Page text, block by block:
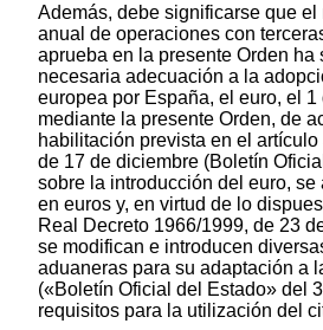
Además, debe significarse que
anual de operaciones con
aprueba en la presente Orden ha
necesaria adecuación a la
europea por España, el euro, el
mediante la presente Orden, de
habilitación prevista en el
de 17 de diciembre (Boletín
sobre la introducción del euro,
en euros y, en virtud de lo
Real Decreto 1966/1999, de 23
se modifican e introducen
aduaneras para su adaptación a
(«Boletín Oficial del Estado» del
requisitos para la utilización del